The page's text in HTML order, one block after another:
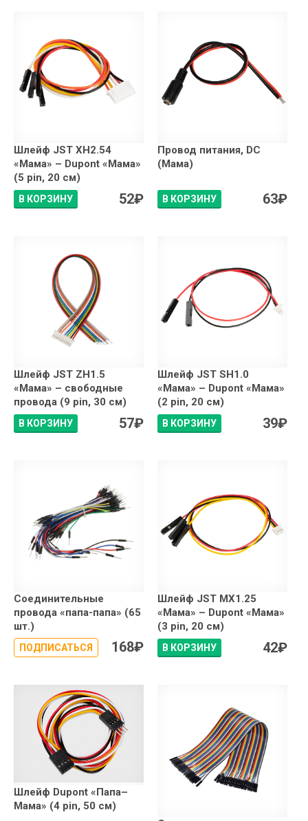
Шлейф JST XH2.54
«Мама» – Dupont «Мама»
(5 pin, 20 см)
В КОРЗИНУ 52₽
Провод питания, DC
(Мама)
В КОРЗИНУ 63₽
Шлейф JST ZH1.5
«Мама» – свободные
провода (9 pin, 30 см)
В КОРЗИНУ 57₽
Шлейф JST SH1.0
«Мама» – Dupont «Мама»
(2 pin, 20 см)
В КОРЗИНУ 39₽
Соединительные
провода «папа-папа» (65
шт.)
ПОДПИСАТЬСЯ 168₽
Шлейф JST MX1.25
«Мама» – Dupont «Мама»
(3 pin, 20 см)
В КОРЗИНУ 42₽
Шлейф Dupont «Папа–
Мама» (4 pin, 50 см)